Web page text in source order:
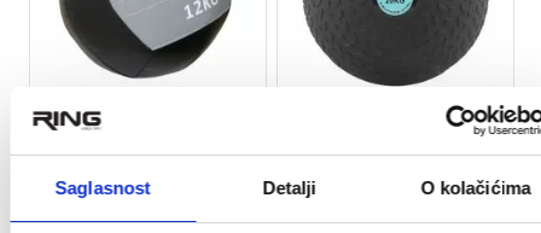
Saglasnost Detalji O kolačićima
RING wall ball lopta za
8007-12
RING Slam ball medicinka